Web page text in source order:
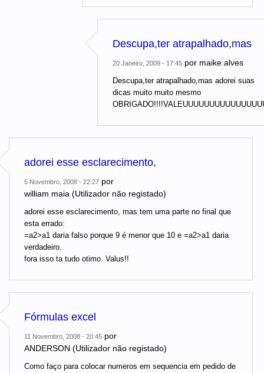
Descupa,ter atrapalhado,mas
20 Janeiro, 2009 - 17:45 por maike alves
Descupa,ter atrapalhado,mas adorei suas
dicas muito muito mesmo
adorei esse esclarecimento,
5 Novembro, 2008 - 22:27 por
william maia (Utilizador não registado)
adorei esse esclarecimento, mas tem uma parte no final que
esta errado:
=a2>a1 daria falso porque 9 é menor que 10 e =a2>a1 daria
verdadeiro.
fora isso ta tudo otimo. Valus!!
Fórmulas excel
11 Novembro, 2008 - 20:45 por
ANDERSON (Utilizador não registado)
Como faço para colocar numeros em sequencia em pedido de